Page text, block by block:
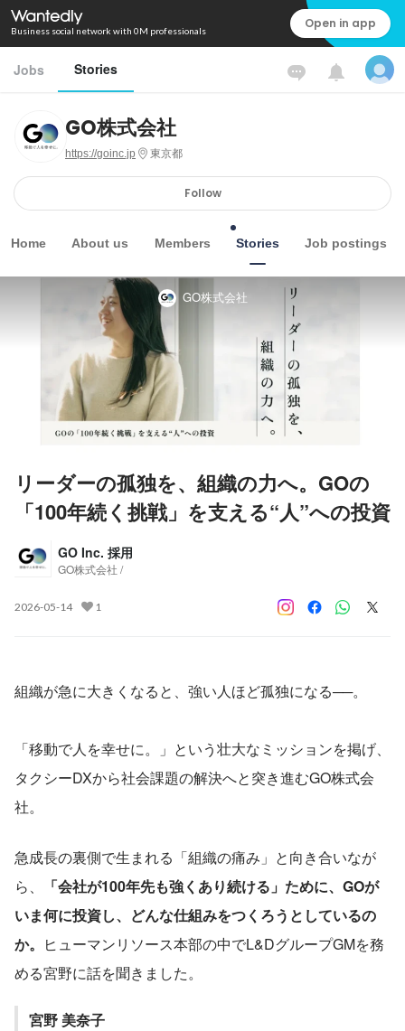
Business social network with 0M professionals Open in app
Jobs Stories
GO株式会社
https://goinc.jp 東京都
Follow
Home About us Members Stories Job postings
GO株式会社
リーダーの孤独を、組織の力へ。GOの
「100年続く挑戦」を支える“人”への投資
GO Inc. 採用
GO株式会社 /
2026-05-14 1
組織が急に大きくなると、強い人ほど孤独になる──。
「移動で人を幸せに。」という壮大なミッションを掲げ、
タクシーDXから社会課題の解決へと突き進むGO株式会
社。
急成長の裏側で生まれる「組織の痛み」と向き合いなが
ら、
「会社が100年先も強くあり続ける」ために、GOが
いま何に投資し、どんな仕組みをつくろうとしているの
か。 ヒューマンリソース本部の中でL&DグループGMを務
める宮野に話を聞きました。
宮野 美奈子